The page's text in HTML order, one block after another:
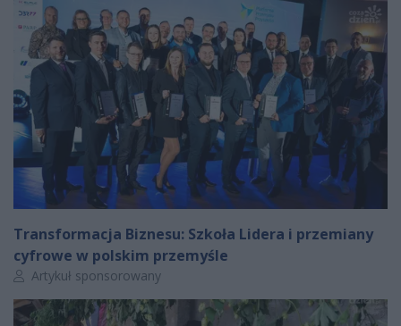
Transformacja Biznesu: Szkoła Lidera i przemiany
cyfrowe w polskim przemyśle
Autor artykułu:
Artykuł sponsorowany